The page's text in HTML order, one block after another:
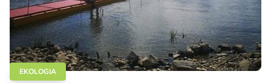
EKOLOGIA